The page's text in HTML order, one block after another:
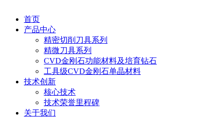
首页
产品中心
精密切削刀具系列
精微刀具系列
CVD金刚石功能材料及培育钻石
工具级CVD金刚石单晶材料
技术创新
核心技术
技术荣誉里程碑
关于我们